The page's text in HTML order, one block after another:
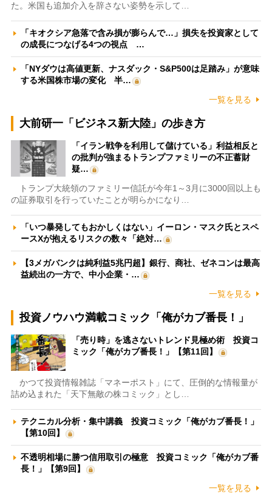
た。米国も追加介入を辞さない姿勢を示して…
「キオクシア急落で含み損が膨らんで…」損失を投資家として
の成長につなげる4つの視点 …
「NYダウは高値更新、ナスダック・S&P500は足踏み」が意味
する米国株市場の変化 半…
一覧を見る
大前研一「ビジネス新大陸」の歩き方
「イラン戦争を利用して儲けている」利益相反と
の批判が強まるトランプファミリーの不正蓄財
疑…
トランプ大統領のファミリー信託が今年1～3月に3000回以上も
の証券取引を行っていたことが明らかになり…
「いつ暴発してもおかしくはない」イーロン・マスク氏とスペ
ースXが抱えるリスクの数々「絶対…
【3メガバンクは純利益5兆円超】銀行、商社、ゼネコンは最高
益続出の一方で、中小企業・…
一覧を見る
投資ノウハウ満載コミック「俺がカブ番長！」
「売り時」を逃さないトレンド見極め術 投資コ
ミック「俺がカブ番長！」【第11回】
かつて投資情報雑誌「マネーポスト」にて、圧倒的な情報量が
詰め込まれた「天下無敵の株コミック」とし…
テクニカル分析・集中講義 投資コミック「俺がカブ番長！」
【第10回】
不透明相場に勝つ信用取引の極意 投資コミック「俺がカブ番
長！」【第9回】
一覧を見る